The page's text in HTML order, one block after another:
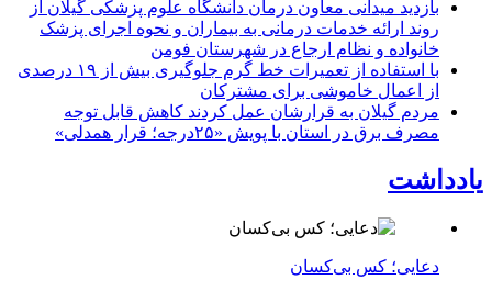
بازدید میدانی معاون درمان دانشگاه علوم پزشکی گیلان از
روند ارائه خدمات درمانی به بیماران و نحوه اجرای پزشک
خانواده و نظام ارجاع در شهرستان فومن
با استفاده از تعمیرات خط گرم جلوگیری بیش از ۱۹ درصدی
از اعمال خاموشی برای مشتركان
مردم گیلان به قرارشان عمل کردند كاهش قابل توجه
مصرف برق در استان با پویش «۲۵درجه؛ قرار همدلی»
یادداشت
دعایی؛ کس بی‌کسان